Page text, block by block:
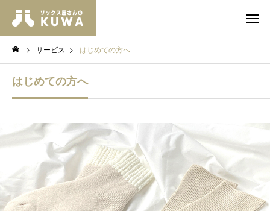
サービス はじめての方へ
はじめての方へ